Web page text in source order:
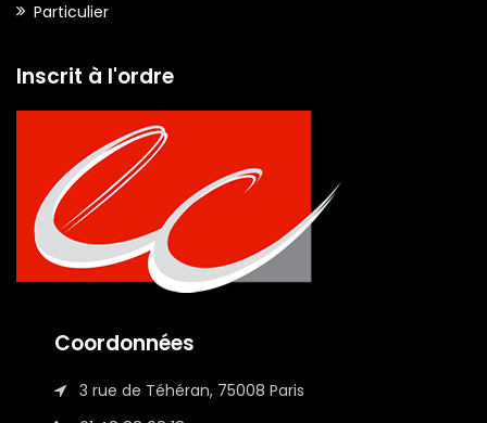
Particulier
Inscrit à l'ordre
Coordonnées
3 rue de Téhéran, 75008 Paris